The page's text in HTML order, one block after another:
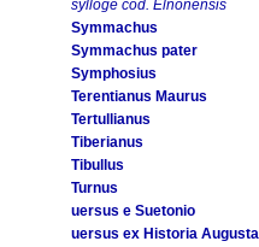
sylloge cod. Elnonensis
Symmachus
Symmachus pater
Symphosius
Terentianus Maurus
Tertullianus
Tiberianus
Tibullus
Turnus
uersus e Suetonio
uersus ex Historia Augusta